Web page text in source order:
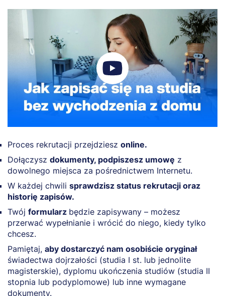
Proces rekrutacji przejdziesz online.
Dołączysz dokumenty, podpiszesz umowę z
dowolnego miejsca za pośrednictwem Internetu.
W każdej chwili sprawdzisz status rekrutacji oraz
historię zapisów.
Twój formularz będzie zapisywany – możesz
przerwać wypełnianie i wrócić do niego, kiedy tylko
chcesz.
Pamiętaj, aby dostarczyć nam osobiście oryginał
świadectwa dojrzałości (studia I st. lub jednolite
magisterskie), dyplomu ukończenia studiów (studia II
stopnia lub podyplomowe) lub inne wymagane
dokumenty.